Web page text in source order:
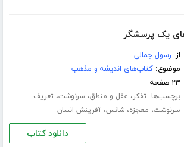
یک پرسشگر
از:رسول جمالی
موضوع:کتاب‌های اندیشه و مذهب
۲۳ صفحه
برچسب‌ها: تفکر، عقل و منطق، سرنوشت، تعریف
سرنوشت، معجزه،شانس،آفرینش انسان
دانلود کتاب